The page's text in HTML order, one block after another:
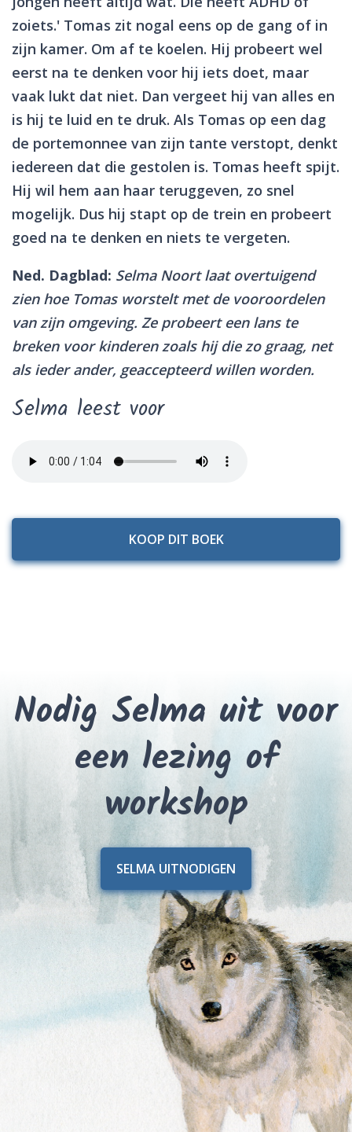
zoiets.' Tomas zit nogal eens op de gang of in
zijn kamer. Om af te koelen. Hij probeert wel
eerst na te denken voor hij iets doet, maar
vaak lukt dat niet. Dan vergeet hij van alles en
is hij te luid en te druk. Als Tomas op een dag
de portemonnee van zijn tante verstopt, denkt
iedereen dat die gestolen is. Tomas heeft spijt.
Hij wil hem aan haar teruggeven, zo snel
mogelijk. Dus hij stapt op de trein en probeert
goed na te denken en niets te vergeten.
Ned. Dagblad: Selma Noort laat overtuigend
zien hoe Tomas worstelt met de vooroordelen
van zijn omgeving. Ze probeert een lans te
breken voor kinderen zoals hij die zo graag, net
als ieder ander, geaccepteerd willen worden.
Selma leest voor
KOOP DIT BOEK
Nodig Selma uit voor
een lezing of
workshop
SELMA UITNODIGEN